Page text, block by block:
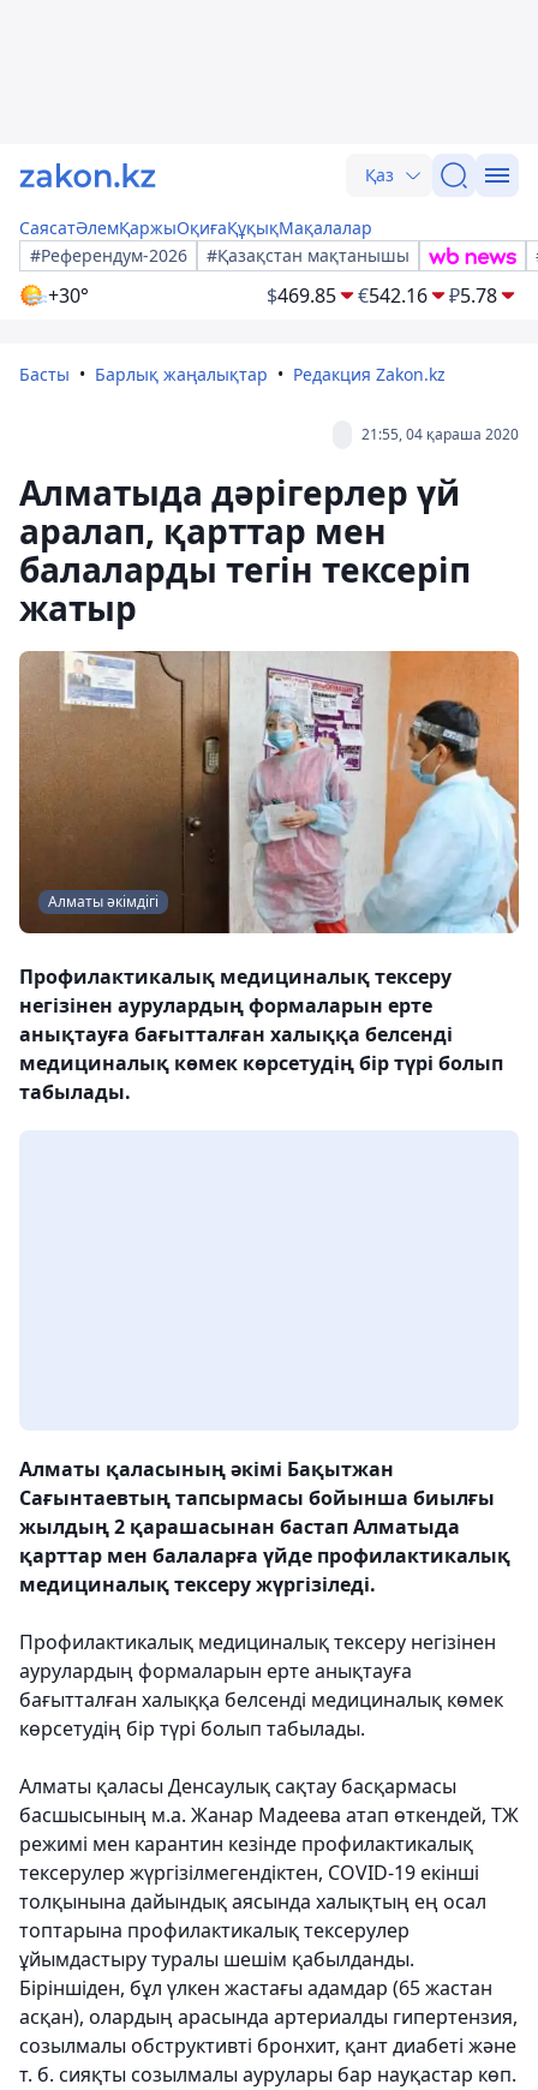
Қаз
СаясатӘлемҚаржыОқиғаҚұқықМақалалар
#Референдум-2026
#Қазақстан мақтанышы
+30° $469.85 €542.16 ₽5.78
Басты Барлық жаңалықтар Редакция Zakon.kz
21:55, 04 қараша 2020
Алматыда дәрігерлер үй
аралап, қарттар мен
балаларды тегін тексеріп
жатыр
Алматы әкімдігі
Профилактикалық медициналық тексеру
негізінен аурулардың формаларын ерте
анықтауға бағытталған халыққа белсенді
медициналық көмек көрсетудің бір түрі болып
табылады.
Алматы қаласының әкімі Бақытжан
Сағынтаевтың тапсырмасы бойынша биылғы
жылдың 2 қарашасынан бастап Алматыда
қарттар мен балаларға үйде профилактикалық
медициналық тексеру жүргізіледі.
Профилактикалық медициналық тексеру негізінен
аурулардың формаларын ерте анықтауға
бағытталған халыққа белсенді медициналық көмек
көрсетудің бір түрі болып табылады.
Алматы қаласы Денсаулық сақтау басқармасы
басшысының м.а. Жанар Мадеева атап өткендей, ТЖ
режимі мен карантин кезінде профилактикалық
тексерулер жүргізілмегендіктен, COVID-19 екінші
толқынына дайындық аясында халықтың ең осал
топтарына профилактикалық тексерулер
ұйымдастыру туралы шешім қабылданды.
Біріншіден, бұл үлкен жастағы адамдар (65 жастан
асқан), олардың арасында артериалды гипертензия,
созылмалы обструктивті бронхит, қант диабеті және
т. б. сияқты созылмалы аурулары бар науқастар көп.